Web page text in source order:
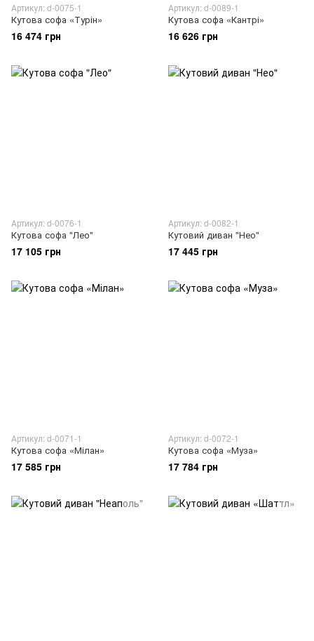
Артикул: d-0075-1
Кутова софа «Турін»
16 474 грн
Артикул: d-0089-1
Кутова софа «Кантрі»
16 626 грн
Артикул: d-0076-1
Кутова софа "Лео"
17 105 грн
Артикул: d-0082-1
Кутовий диван "Нео"
17 445 грн
Артикул: d-0071-1
Кутова софа «Мілан»
17 585 грн
Артикул: d-0072-1
Кутова софа «Муза»
17 784 грн